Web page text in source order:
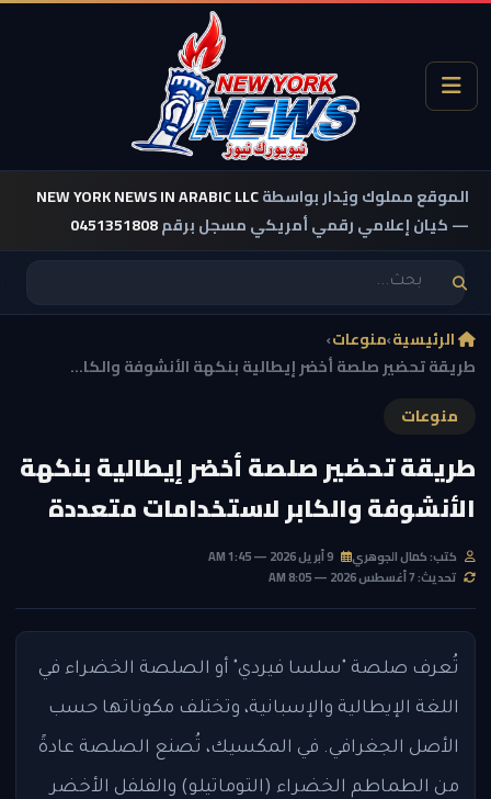
الموقع مملوك ويُدار بواسطةNEW YORK NEWS IN ARABIC LLC
— كيان إعلامي رقمي أمريكي مسجل برقم0451351808
الرئيسية›منوعات›
طريقة تحضير صلصة أخضر إيطالية بنكهة الأنشوفة والكا...
منوعات
طريقة تحضير صلصة أخضر إيطالية بنكهة
الأنشوفة والكابر لاستخدامات متعددة
كتب: كمال الجوهري
تحديث: 7 أغسطس 2026 — 8:05 AM
تُعرف صلصة "سلسا فيردي" أو الصلصة الخضراء في
اللغة الإيطالية والإسبانية، وتختلف مكوناتها حسب
الأصل الجغرافي. في المكسيك، تُصنع الصلصة عادةً
من الطماطم الخضراء (التوماتيلو) والفلفل الأخضر